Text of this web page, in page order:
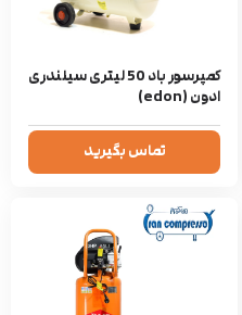
کمپرسور باد 50 لیتری سیلندری
ادون (edon)
تماس بگیرید